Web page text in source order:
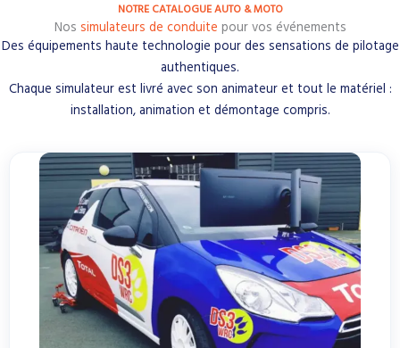
NOTRE CATALOGUE AUTO & MOTO
Nos simulateurs de conduite pour vos événements
Des équipements haute technologie pour des sensations de pilotage
authentiques.
Chaque simulateur est livré avec son animateur et tout le matériel :
installation, animation et démontage compris.